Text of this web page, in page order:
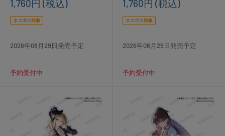
販
価
1,760円 (税込)
ネコポス対象
2026年08月29日発売予定
予約受付中
販
価
1,760円 (税込)
ネコポス対象
2026年08月29日発売予定
予約受付中